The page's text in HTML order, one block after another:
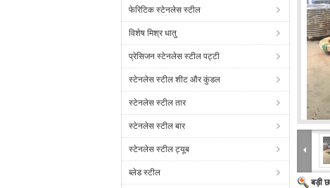
फेरिटिक स्टेनलेस स्टील
विशेष मिश्र धातु
प्रेसिजन स्टेनलेस स्टील पट्टी
स्टेनलेस स्टील शीट और कुंडल
स्टेनलेस स्टील तार
स्टेनलेस स्टील बार
स्टेनलेस स्टील ट्यूब
ब्लेड स्टील
बड़ी